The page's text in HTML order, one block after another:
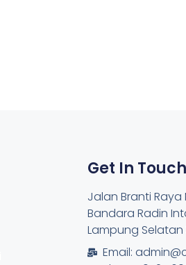
Get In Touch
Jalan Branti Raya
Bandara Radin
Lampung Selatan
Email: